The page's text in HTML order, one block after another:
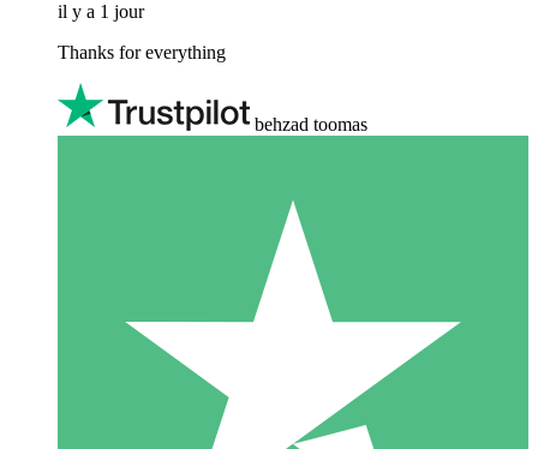
il y a 1 jour
Thanks for everything
behzad toomas